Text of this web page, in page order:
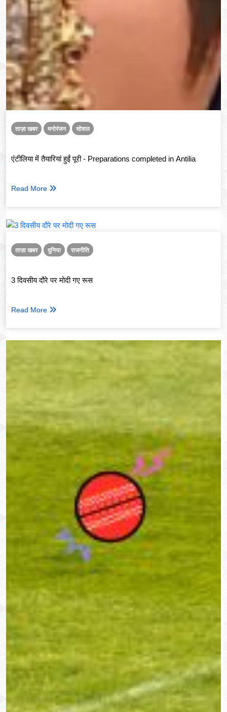
ताज़ा खबर मनोरंजन सोशल
एंटीलिया में तैयारियां हुईं पूरी - Preparations completed in Antilia
Read More
ताज़ा खबर दुनिया राजनीति
3 दिवसीय दौरे पर मोदी गए रूस
Read More